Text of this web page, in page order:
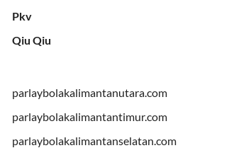
Pkv
Qiu Qiu
parlaybolakalimantanutara.com
parlaybolakalimantantimur.com
parlaybolakalimantanselatan.com